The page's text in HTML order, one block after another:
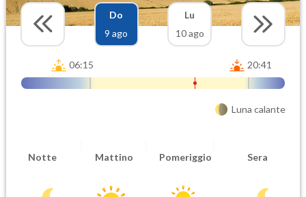
Do
9 ago
Lu
10 ago
06:15 20:41
Luna calante
Notte Mattino Pomeriggio Sera